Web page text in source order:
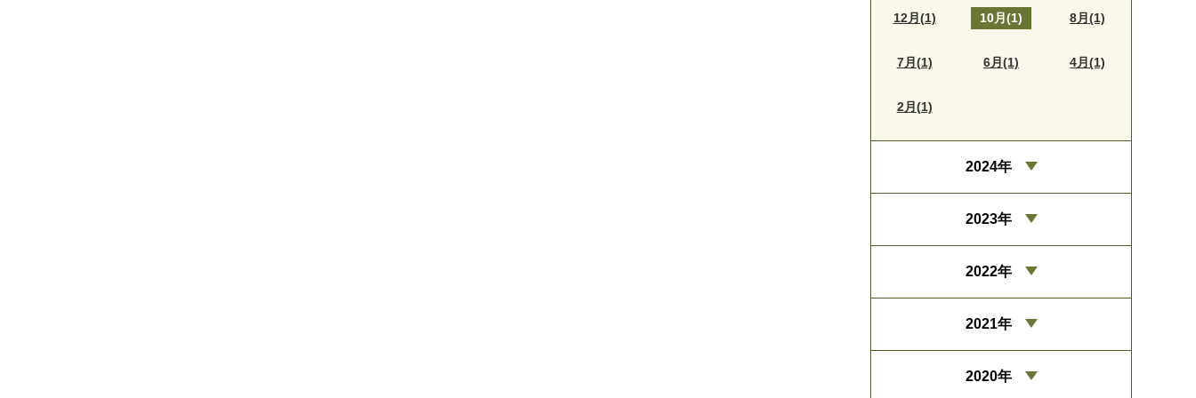
12月(1) 10月(1) 8月(1)
7月(1) 6月(1) 4月(1)
2月(1)
2024年
2023年
2022年
2021年
2020年